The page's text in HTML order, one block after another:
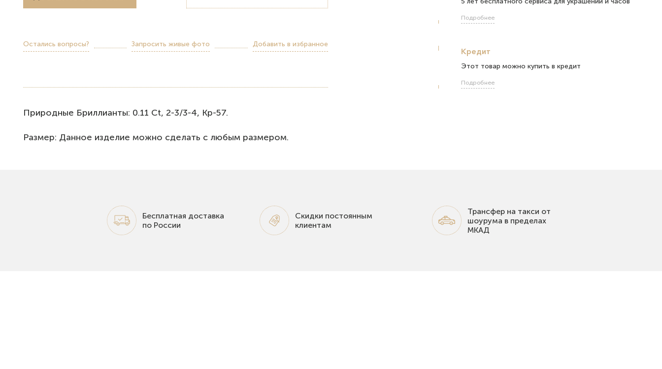
Остались вопросы? Запросить живые фото Добавить в избранное
Природные Бриллианты: 0.11 Ct, 2-3/3-4, Кр-57.
Размер: Данное изделие можно сделать с любым размером.
Подробнее
Кредит
Этот товар можно купить в кредит
Подробнее
Бесплатная доставка
по России
Скидки постоянным
клиентам
Трансфер на такси от
шоурума в пределах
МКАД